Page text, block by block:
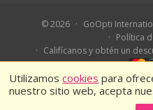
Utilizamoscookies para
nuestro sitio web, acepta
© 2026 GoOpti
Política
Califícanos y obtén un